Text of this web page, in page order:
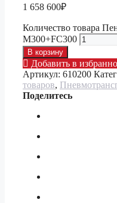
1 658 600₽
Количество товара
M300+FC300
В корзину
Добавить в
Артикул: 610200
товаров,
Поделитесь